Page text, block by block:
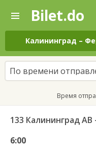
—
Поиск
и
покупка
билетов
на
автобус
онлайн
Bilet.do
Калининград –
По времени
Время
6:00